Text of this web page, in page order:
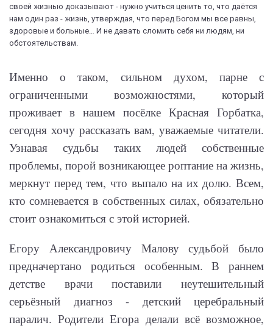
своей жизнью доказывают - нужно учиться ценить то, что даётся
нам один раз - жизнь, утверждая, что перед Богом мы все равны,
здоровые и больные… И не давать сломить себя ни людям, ни
обстоятельствам.
Именно о таком, сильном духом, парне с
ограниченными возможностями, который
проживает в нашем посёлке Красная Горбатка,
сегодня хочу рассказать вам, уважаемые читатели.
Узнавая судьбы таких людей собственные
проблемы, порой возникающее роптание на жизнь,
меркнут перед тем, что выпало на их долю. Всем,
кто сомневается в собственных силах, обязательно
стоит ознакомиться с этой историей.
Егору Александровичу Малову судьбой было
предначертано родиться особенным. В раннем
детстве врачи поставили неутешительный
серьёзный диагноз - детский церебральный
паралич. Родители Егора делали всё возможное,